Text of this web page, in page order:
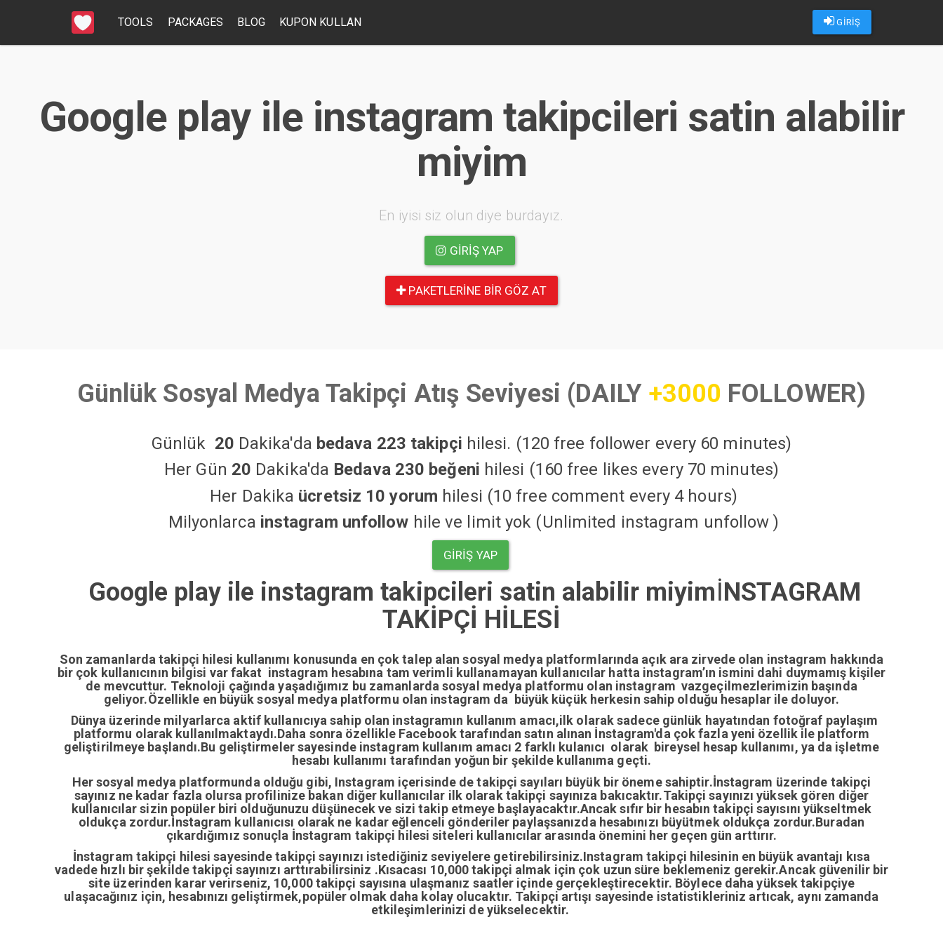
GİRİŞ
TOOLS PACKAGES BLOG KUPON KULLAN
Google play ile instagram takipcileri satin alabilir
miyim
En iyisi siz olun diye burdayız.
GIRIŞ YAP
PAKETLERINE BIR GÖZ AT
Günlük Sosyal Medya Takipçi Atış Seviyesi (DAILY +3000 FOLLOWER)
Günlük 20 Dakika'da bedava 223 takipçi hilesi. (120 free follower every 60 minutes)
Her Gün 20 Dakika'da Bedava 230 beğeni hilesi (160 free likes every 70 minutes)
Her Dakika ücretsiz 10 yorum hilesi (10 free comment every 4 hours)
Milyonlarca instagram unfollow hile ve limit yok (Unlimited instagram unfollow )
GIRIŞ YAP
Google play ile instagram takipcileri satin alabilir miyimİNSTAGRAM
TAKİPÇİ HİLESİ
Son zamanlarda takipçi hilesi kullanımı konusunda en çok talep alan sosyal medya platformlarında açık ara zirvede olan instagram hakkında
bir çok kullanıcının bilgisi var fakat instagram hesabına tam verimli kullanamayan kullanıcılar hatta instagram’ın ismini dahi duymamış kişiler
de mevcuttur. Teknoloji çağında yaşadığımız bu zamanlarda sosyal medya platformu olan instagram vazgeçilmezlerimizin başında
geliyor.Özellikle en büyük sosyal medya platformu olan instagram da büyük küçük herkesin sahip olduğu hesaplar ile doluyor.
Dünya üzerinde milyarlarca aktif kullanıcıya sahip olan instagramın kullanım amacı,ilk olarak sadece günlük hayatından fotoğraf paylaşım
platformu olarak kullanılmaktaydı.Daha sonra özellikle Facebook tarafından satın alınan İnstagram'da çok fazla yeni özellik ile platform
geliştirilmeye başlandı.Bu geliştirmeler sayesinde instagram kullanım amacı 2 farklı kulanıcı olarak bireysel hesap kullanımı, ya da işletme
hesabı kullanımı tarafından yoğun bir şekilde kullanıma geçti.
Her sosyal medya platformunda olduğu gibi, Instagram içerisinde de takipçi sayıları büyük bir öneme sahiptir.İnstagram üzerinde takipçi
sayınız ne kadar fazla olursa profilinize bakan diğer kullanıcılar ilk olarak takipçi sayınıza bakıcaktır.Takipçi sayınızı yüksek gören diğer
kullanıcılar sizin popüler biri olduğunuzu düşünecek ve sizi takip etmeye başlayacaktır.Ancak sıfır bir hesabın takipçi sayısını yükseltmek
oldukça zordur.İnstagram kullanıcısı olarak ne kadar eğlenceli gönderiler paylaşsanızda hesabınızı büyütmek oldukça zordur.Buradan
çıkardığımız sonuçla İnstagram takipçi hilesi siteleri kullanıcılar arasında önemini her geçen gün arttırır.
İnstagram takipçi hilesi sayesinde takipçi sayınızı istediğiniz seviyelere getirebilirsiniz.Instagram takipçi hilesinin en büyük avantajı kısa
vadede hızlı bir şekilde takipçi sayınızı arttırabilirsiniz .Kısacası 10,000 takipçi almak için çok uzun süre beklemeniz gerekir.Ancak güvenilir bir
site üzerinden karar verirseniz, 10,000 takipçi sayısına ulaşmanız saatler içinde gerçekleştirecektir. Böylece daha yüksek takipçiye
ulaşacağınız için, hesabınızı geliştirmek,popüler olmak daha kolay olucaktır. Takipçi artışı sayesinde istatistikleriniz artıcak, aynı zamanda
etkileşimlerinizi de yükselecektir.